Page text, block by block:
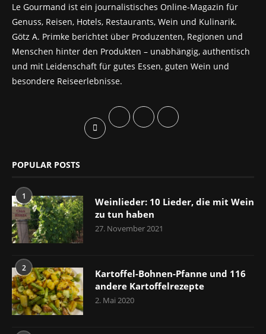
Le Gourmand ist ein journalistisches Online-Magazin für
Genuss, Reisen, Hotels, Restaurants, Wein und Kulinarik.
Götz A. Primke berichtet über Produzenten, Regionen und
Menschen hinter den Produkten – unabhängig, authentisch
und mit Leidenschaft für gutes Essen, guten Wein und
besondere Reiseerlebnisse.
POPULAR POSTS
1
Weinlieder: 10 Lieder, die mit Wein
zu tun haben
27. November 2021
2
Kartoffel-Bohnen-Pfanne und 116
andere Kartoffelrezepte
2. Mai 2020